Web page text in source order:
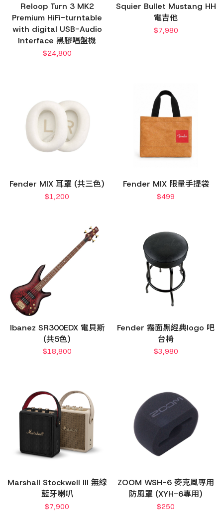
Reloop Turn 3 MK2
Premium HiFi-turntable
with digital USB-Audio
Interface 黑膠唱盤機
$24,800
Squier Bullet Mustang HH
電吉他
$7,980
Fender MIX 耳罩 (共三色)
$1,200
Fender MIX 限量手提袋
$499
Ibanez SR300EDX 電貝斯
(共5色)
$18,800
Fender 霧面黑經典logo 吧
台椅
$3,980
Marshall Stockwell III 無線
藍牙喇叭
$7,900
ZOOM WSH-6 麥克風專用
防風罩 (XYH-6專用)
$250